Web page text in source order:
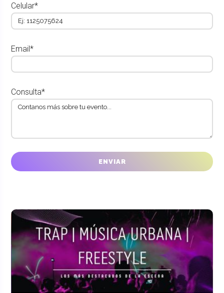
Celular*
Email*
Consulta*